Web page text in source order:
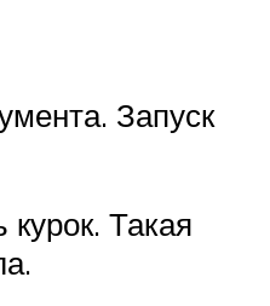
Запуск
Такая